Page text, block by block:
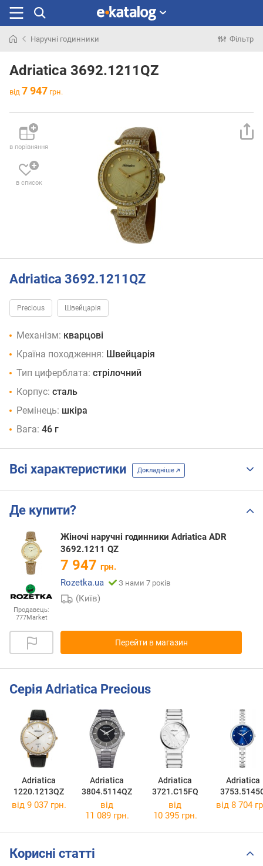
раніше
Наручні годинники Фільтр
Adriatica 3692.1211QZ
від 7 947 грн.
в порівняння
в список
Adriatica 3692.1211QZ
Precious Швейцарія
Механізм: кварцові
Країна походження: Швейцарія
Тип циферблата: стрілочний
Корпус: сталь
Ремінець: шкіра
Вага: 46 г
Всі характеристики Докладніше
Де купити?
Продавець:
777Market
Жіночі наручні годинники Adriatica ADR
3692.1211 QZ
7 947 грн.
Rozetka.ua
З нами 7 років
(Київ)
Перейти в магазин
Серія Adriatica Precious
Adriatica
1220.1213QZ
Adriatica
3804.5114QZ
Adriatica
3721.C15FQ
Adriatica
від 9 037 грн.
від
11 089 грн.
від
10 395 грн.
від 8 704
Корисні статті